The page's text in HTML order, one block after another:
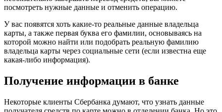
посмотреть нужные данные и отменить операцию.
У вас появятся хоть какие-то реальные данные владельца
карты, а также первая буква его фамилии, основываясь на
которой можно найти или подобрать реальную фамилию
владельца карты через социальные сети (если известна еще
какая-либо информация).
Получение информации в банке
Некоторые клиенты Сбербанка думают, что узнать данные